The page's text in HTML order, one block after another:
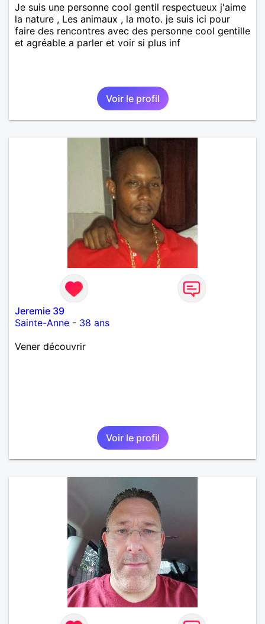
Je suis une personne cool gentil respectueux j'aime
la nature , Les animaux , la moto. je suis ici pour
faire des rencontres avec des personne cool gentille
et agréable a parler et voir si plus inf
Voir le profil
Jeremie 39
Sainte-Anne - 38 ans
Vener découvrir
Voir le profil